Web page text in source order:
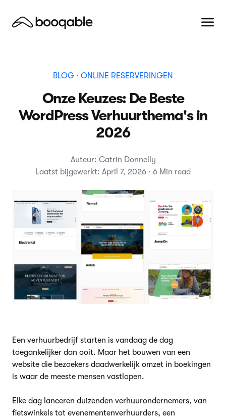
BLOG · ONLINE RESERVERINGEN
Onze Keuzes: De Beste
WordPress Verhuurthema's in
2026
Auteur: Catrin Donnelly
Laatst bijgewerkt: April 7, 2026 · 6 Min read
Een verhuurbedrijf starten is vandaag de dag
toegankelijker dan ooit. Maar het bouwen van een
website die bezoekers daadwerkelijk omzet in boekingen
is waar de meeste mensen vastlopen.
Elke dag lanceren duizenden verhuurondernemers, van
fietswinkels tot evenementenverhuurders, een